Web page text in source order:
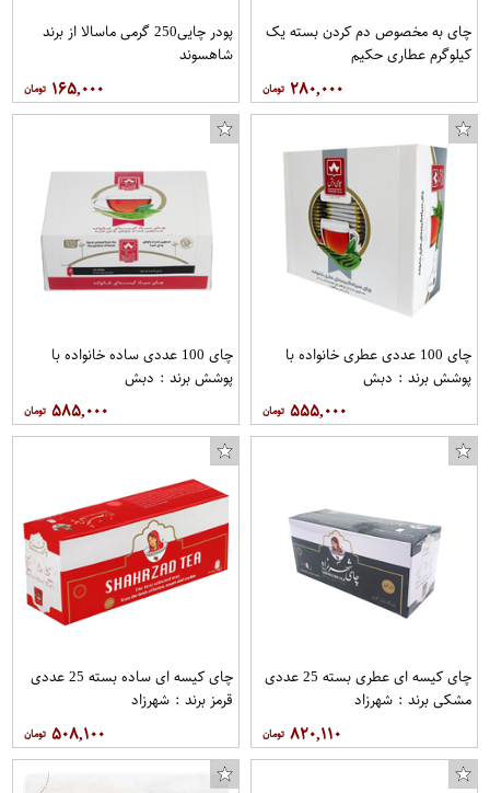
چای به مخصوص دم کردن بسته یک
کیلوگرم عطاری حکیم
۲۸۰,۰۰۰
پودر چایی250 گرمی ماسالا از برند
شاهسوند
۱۶۵,۰۰۰
چای 100 عددی عطری خانواده با
پوشش برند : دبش
۵۵۵,۰۰۰
چای 100 عددی ساده خانواده با
پوشش برند : دبش
۵۸۵,۰۰۰
چای کیسه ای عطری بسته 25 عددی
مشکی برند : شهرزاد
۸۲۰,۱۱۰
چای کیسه ای ساده بسته 25 عددی
قرمز برند : شهرزاد
۵۰۸,۱۰۰